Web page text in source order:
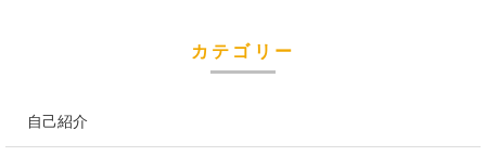
カテゴリー
自己紹介